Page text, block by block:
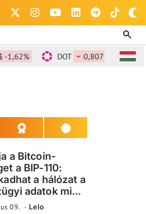
DOT 0,807$ -1,49%
a Bitcoin-
a BIP-110:
a hálózat a
adatok mi...
09. Lelo